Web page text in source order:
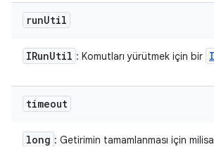
runUtil
IRunUtil : Komutları yürütmek için bir
timeout
long : Getirimin tamamlanması için